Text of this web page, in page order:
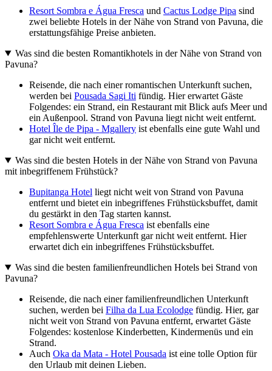
Resort Sombra e Água Fresca und Cactus Lodge Pipa sind
zwei beliebte Hotels in der Nähe von Strand von Pavuna, die
erstattungsfähige Preise anbieten.
Was sind die besten Romantikhotels in der Nähe von Strand von
Pavuna?
Reisende, die nach einer romantischen Unterkunft suchen,
werden bei Pousada Sagi Iti fündig. Hier erwartet Gäste
Folgendes: ein Strand, ein Restaurant mit Blick aufs Meer und
ein Außenpool. Strand von Pavuna liegt nicht weit entfernt.
Hotel Île de Pipa - Mgallery ist ebenfalls eine gute Wahl und
gar nicht weit entfernt.
Was sind die besten Hotels in der Nähe von Strand von Pavuna
mit inbegriffenem Frühstück?
Bupitanga Hotel liegt nicht weit von Strand von Pavuna
entfernt und bietet ein inbegriffenes Frühstücksbuffet, damit
du gestärkt in den Tag starten kannst.
Resort Sombra e Água Fresca ist ebenfalls eine
empfehlenswerte Unterkunft gar nicht weit entfernt. Hier
erwartet dich ein inbegriffenes Frühstücksbuffet.
Was sind die besten familienfreundlichen Hotels bei Strand von
Pavuna?
Reisende, die nach einer familienfreundlichen Unterkunft
suchen, werden bei Filha da Lua Ecolodge fündig. Hier, gar
nicht weit von Strand von Pavuna entfernt, erwartet Gäste
Folgendes: kostenlose Kinderbetten, Kindermenüs und ein
Strand.
Auch Oka da Mata - Hotel Pousada ist eine tolle Option für
den Urlaub mit deinen Lieben.